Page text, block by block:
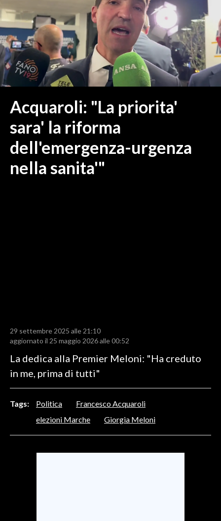
ORISTANO E PROVINCIA
SASSARI E PROVINCIA
GALLURA
NUORO E PROVINCIA
OGLIASTRA
CRONACA
ITALIA
MONDO
POLITICA
CALCIO
CALCIO REGIONALE
BASKET
VOLLEY
MOTORI
TENNIS
ALTRI SPORT
Acquaroli: "La priorita'
sara' la riforma
dell'emergenza-urgenza
nella sanita'"
29 settembre 2025 alle 21:10
aggiornato il 25 maggio 2026 alle 00:52
La dedica alla Premier Meloni: "Ha creduto
in me, prima di tutti"
Tags: Politica
Francesco Acquaroli
elezioni Marche
Giorgia Meloni